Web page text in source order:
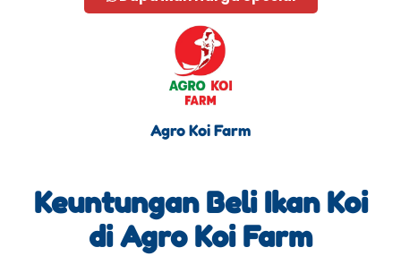
Agro Koi Farm
Keuntungan Beli Ikan Koi
di Agro Koi Farm